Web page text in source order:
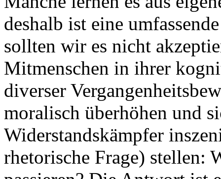
deshalb ist eine
sollten wir es nicht
Mitmenschen in ihrer
diverser
moralisch überhöhen und
Widerstandskämpfer
rhetorische Frage) stellen: